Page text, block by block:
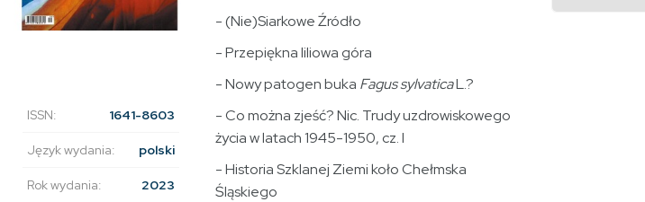
ISSN: 1641-8603
Język wydania: polski
Rok wydania: 2023
- (Nie)Siarkowe Źródło
- Przepiękna liliowa góra
- Nowy patogen buka Fagus sylvaticaL.?
- Co można zjeść? Nic. Trudy uzdrowiskowego
życia w latach 1945-1950, cz. I
- Historia Szklanej Ziemi koło Chełmska
Śląskiego